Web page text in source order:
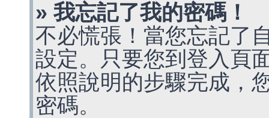
» 我忘記了我的密碼！
不必慌張！當您忘記了
設定。只要您到登入頁
依照說明的步驟完成，
密碼。